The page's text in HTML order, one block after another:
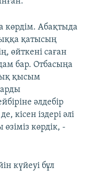
көрдім. Абақтыда
қатысың
өйткені саған
бар. Отбасыңа
қысым
әлдебір
кісен іздері әлі
өзіміз көрдік, -
күйеуі бұл